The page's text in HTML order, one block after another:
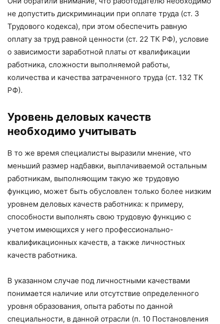
не допустить дискриминации при оплате труда (ст. 3
Трудового кодекса), при этом обеспечить равную
оплату за труд равной ценности (ст. 22 ТК РФ), условие
о зависимости заработной платы от квалификации
работника, сложности выполняемой работы,
количества и качества затраченного труда (ст. 132 ТК
РФ).
Уровень деловых качеств
необходимо учитывать
В то же время специалисты выразили мнение, что
меньший размер надбавки, выплачиваемой остальным
работникам, выполняющим такую же трудовую
функцию, может быть обусловлен только более низким
уровнем деловых качеств работника: к примеру,
способности выполнять свою трудовую функцию с
учетом имеющихся у него профессионально-
квалификационных качеств, а также личностных
качеств работника.
В указанном случае под личностными качествами
понимается наличие или отсутствие определенного
уровня образования, опыта работы по данной
специальности, в данной отрасли (п. 10 Постановления